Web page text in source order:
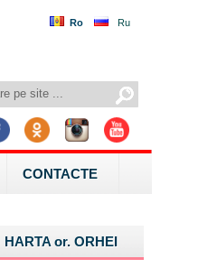
Ro Ru
CONTACTE
HARTA or.ORHEI